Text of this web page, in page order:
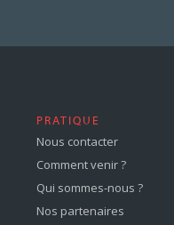
PRATIQUE
Nous contacter
Comment venir ?
Qui sommes-nous ?
Nos partenaires